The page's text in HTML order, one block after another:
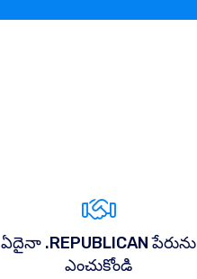
ఏదైనా .REPUBLICAN పేరును
ఎంచుకోండి